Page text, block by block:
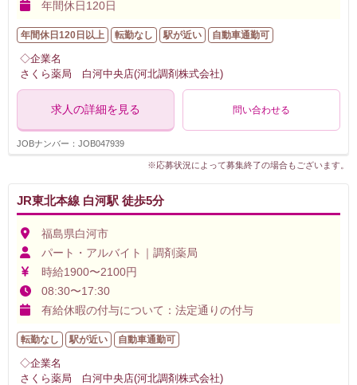
年間休日120日
年間休日120日以上 転勤なし 駅が近い 自動車通勤可
◇企業名
さくら薬局 白河中央店(河北調剤株式会社)
求人の詳細を見る 問い合わせる
JOBナンバー：JOB047939
※応募状況によって募集終了の場合もございます。
JR東北本線 白河駅 徒歩5分
福島県白河市
パート・アルバイト｜調剤薬局
時給1900〜2100円
08:30〜17:30
有給休暇の付与について：法定通りの付与
転勤なし 駅が近い 自動車通勤可
◇企業名
さくら薬局 白河中央店(河北調剤株式会社)